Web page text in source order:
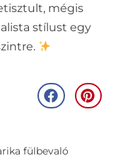
mégis
stílust egy
fülbevaló